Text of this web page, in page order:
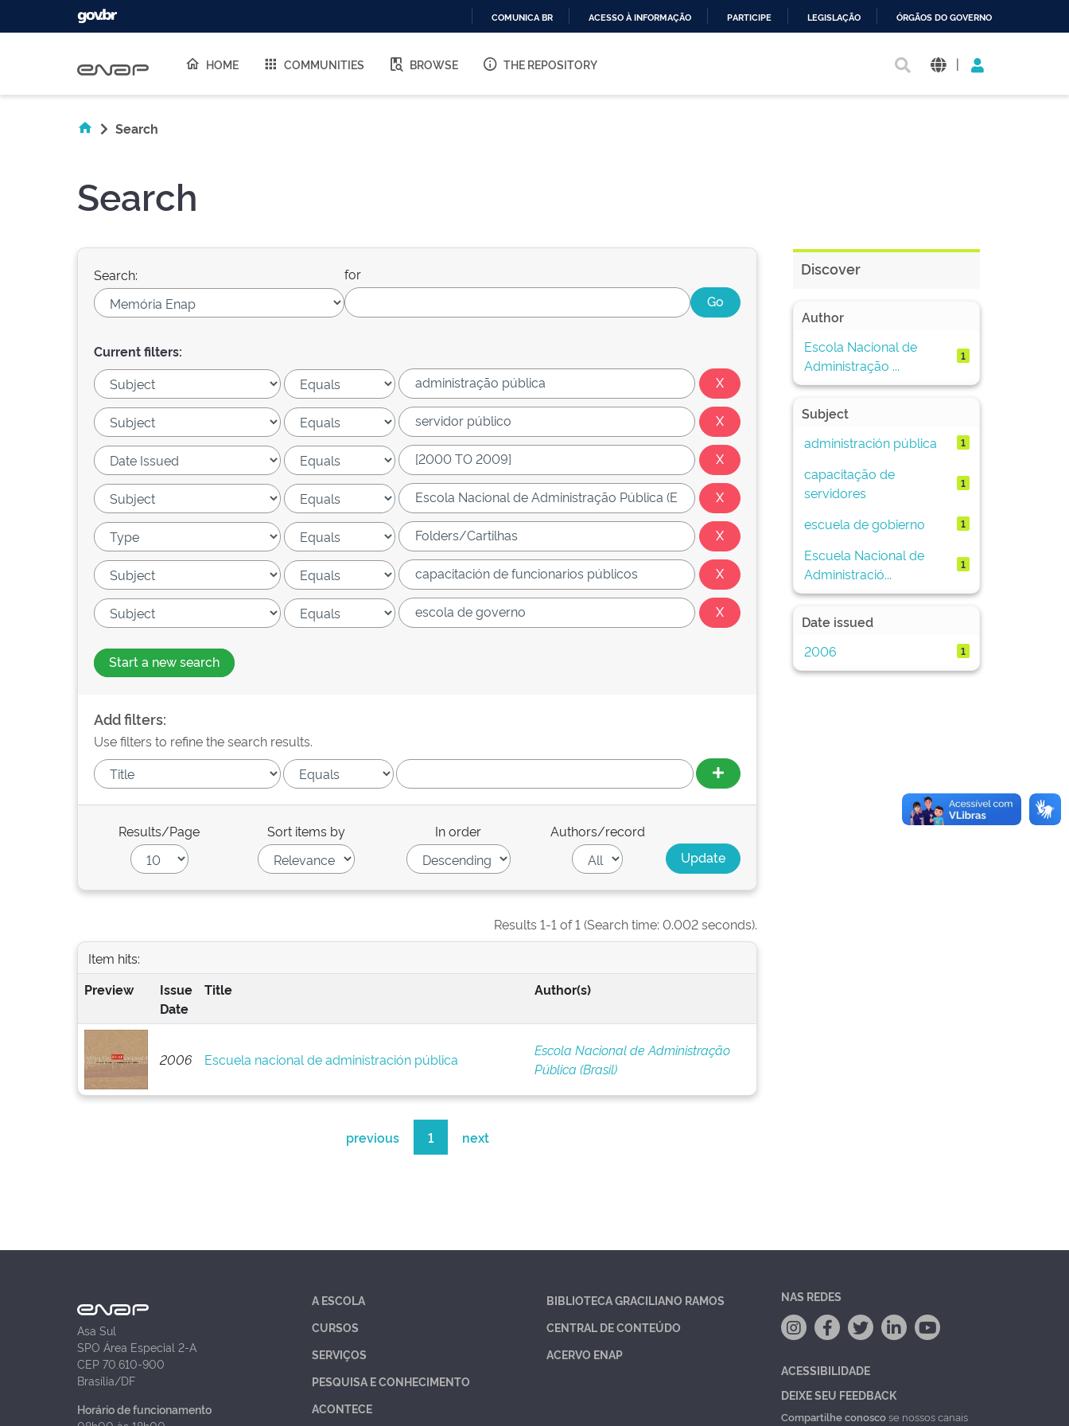
O
COMUNICA BR ACESSO À INFORMAÇÃO PARTICIPE LEGISLAÇÃO ÓRGÃOS DO GOVERNO
HOME COMMUNITIES BROWSE THE REPOSITORY |
Search
Search
Search: for
Current filters:
Start a new search
Add filters:
Use filters to refine the search results.
Results/Page Sort items by In order Authors/record
Results 1-1 of 1 (Search time: 0.002 seconds).
Item hits:
Preview
Issue
Date
Title Author(s)
2006 Escuela nacional de administración pública
Escola Nacional de Administração
Pública (Brasil)
previous 1 next
Discover
Author
Escola Nacional de
Administração ...
1
Subject
administración pública
1
capacitação de
servidores
1
escuela de gobierno 1
Escuela Nacional de
Administració...
1
Date issued
2006
1
Asa Sul
SPO Área Especial 2-A
CEP 70.610-900
Brasília/DF
Horário de funcionamento
A ESCOLA
CURSOS
SERVIÇOS
PESQUISA E CONHECIMENTO
ACONTECE
BIBLIOTECA GRACILIANO RAMOS
CENTRAL DE CONTEÚDO
ACERVO ENAP
NAS REDES
ACESSIBILIDADE
DEIXE SEU FEEDBACK
Compartilhe conoscose nossos canais